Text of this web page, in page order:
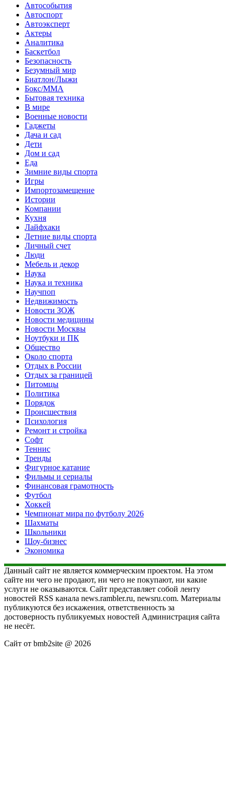
Автособытия
Автоспорт
Автоэксперт
Актеры
Аналитика
Баскетбол
Безопасность
Безумный мир
Биатлон/Лыжи
Бокс/MMA
Бытовая техника
В мире
Военные новости
Гаджеты
Дача и сад
Дети
Дом и сад
Еда
Зимние виды спорта
Игры
Импортозамещение
Истории
Компании
Кухня
Лайфхаки
Летние виды спорта
Личный счет
Люди
Мебель и декор
Наука
Наука и техника
Научпоп
Недвижимость
Новости ЗОЖ
Новости медицины
Новости Москвы
Ноутбуки и ПК
Общество
Около спорта
Отдых в России
Отдых за границей
Питомцы
Политика
Порядок
Происшествия
Психология
Ремонт и стройка
Софт
Теннис
Тренды
Фигурное катание
Фильмы и сериалы
Финансовая грамотность
Футбол
Хоккей
Чемпионат мира по футболу 2026
Шахматы
Школьники
Шоу-бизнес
Экономика
Данный сайт не является коммерческим проектом. На этом
сайте ни чего не продают, ни чего не покупают, ни какие
услуги не оказываются. Сайт представляет собой ленту
новостей RSS канала news.rambler.ru, newsru.com. Материалы
публикуются без искажения, ответственность за
достоверность публикуемых новостей Администрация сайта
не несёт.
Сайт от bmb2site @ 2026